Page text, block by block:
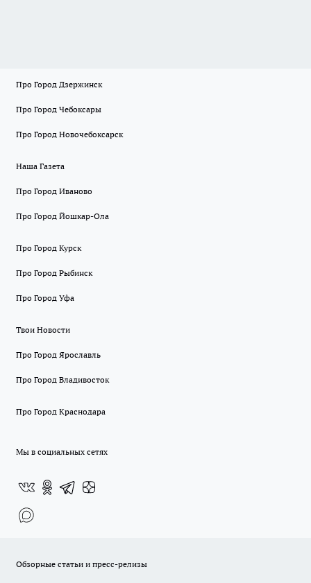
Про Город Дзержинск
Про Город Чебоксары
Про Город Новочебоксарск
Наша Газета
Про Город Иваново
Про Город Йошкар-Ола
Про Город Курск
Про Город Рыбинск
Про Город Уфа
Твои Новости
Про Город Ярославль
Про Город Владивосток
Про Город Краснодара
Мы в социальных сетях
Обзорные статьи и пресс-релизы